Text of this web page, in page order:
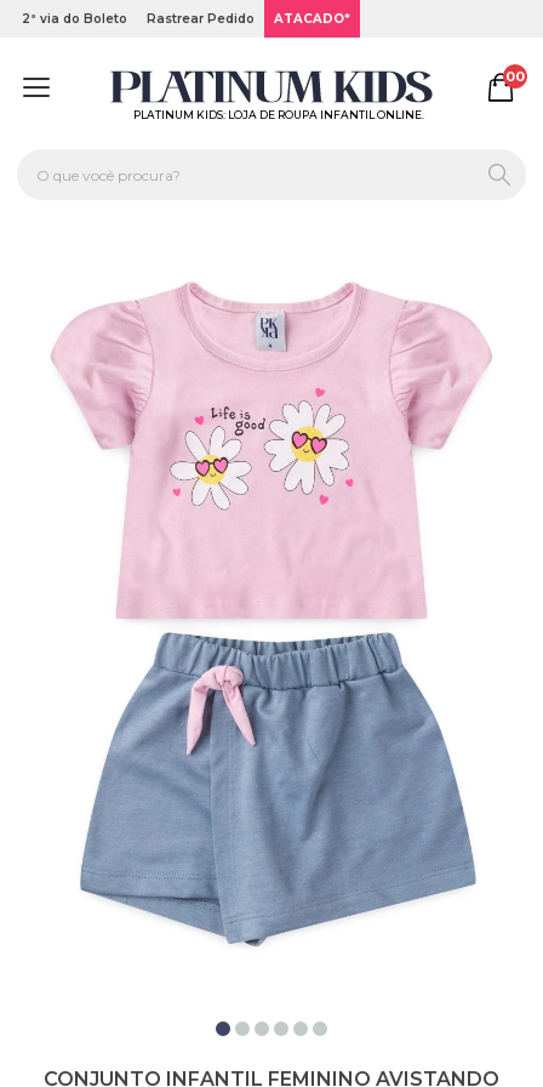
2ª via do Boleto Rastrear Pedido ATACADO*
PLATINUM KIDS: LOJA DE ROUPA INFANTIL ONLINE.
00
CONJUNTO INFANTIL FEMININO AVISTANDO